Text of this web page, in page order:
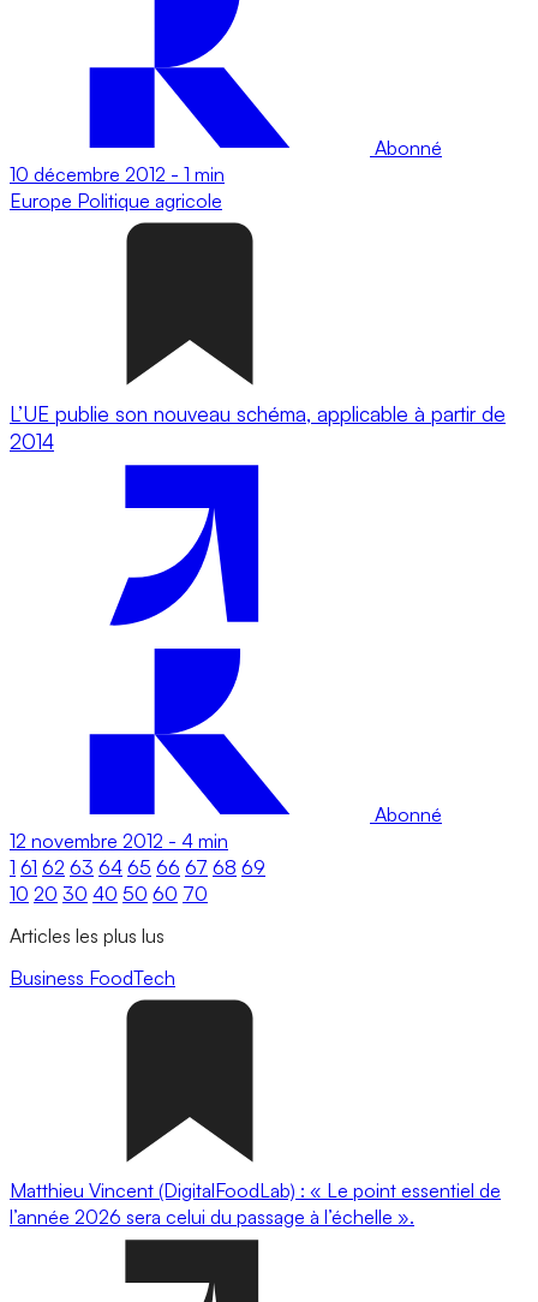
Abonné
10 décembre 2012 - 1 min
Europe Politique agricole
L’UE publie son nouveau schéma, applicable à partir de
2014
Abonné
12 novembre 2012 - 4 min
1 61 62 63 64 65 66 67 68 69
10 20 30 40 50 60 70
Articles les plus lus
Business FoodTech
Matthieu Vincent (DigitalFoodLab) : « Le point essentiel de
l’année 2026 sera celui du passage à l’échelle ».